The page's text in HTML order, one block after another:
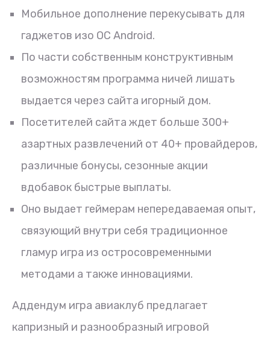
Мобильное дополнение перекусывать для
гаджетов изо ОС Android.
По части собственным конструктивным
возможностям программа ничей лишать
выдается через сайта игорный дом.
Посетителей сайта ждет больше 300+
азартных развлечений от 40+ провайдеров,
различные бонусы, сезонные акции
вдобавок быстрые выплаты.
Оно выдает геймерам непередаваемая опыт,
связующий внутри себя традиционное
гламур игра из остросовременными
методами а также инновациями.
Аддендум игра авиаклуб предлагает
капризный и разнообразный игровой